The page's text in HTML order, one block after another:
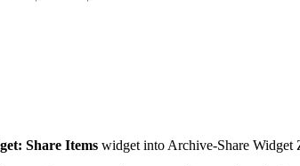
Share Items widget into Archive-Share Widget